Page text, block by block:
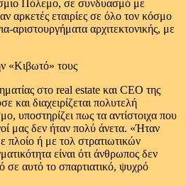
Πόλεμο, σε συνδυασμό με
αρκετές εταιρίες σε όλο τον κόσμο
αριστουργήματα αρχιτεκτονικής, με
στο real estate και CEO της
και διαχειρίζεται πολυτελή
υποστηρίζει πως τα αντίστοιχα που
μας δεν ήταν πολύ άνετα. «Ήταν
πλοίο ή με τολ στρατιωτικών
είναι ότι άνθρωπος δεν
σε αυτό το σπαρτιατικό, ψυχρό